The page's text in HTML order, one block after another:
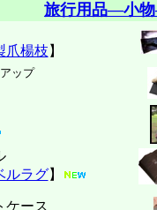
旅行用品―小
爪楊枝 】
ップ
ルラグ】
ケース